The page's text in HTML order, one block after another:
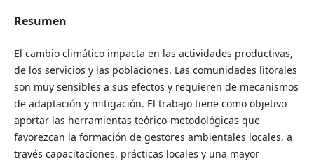
Resumen
El cambio climático impacta en las actividades productivas,
de los servicios y las poblaciones. Las comunidades litorales
son muy sensibles a sus efectos y requieren de mecanismos
de adaptación y mitigación. El trabajo tiene como objetivo
aportar las herramientas teórico-metodológicas que
favorezcan la formación de gestores ambientales locales, a
través capacitaciones, prácticas locales y una mayor